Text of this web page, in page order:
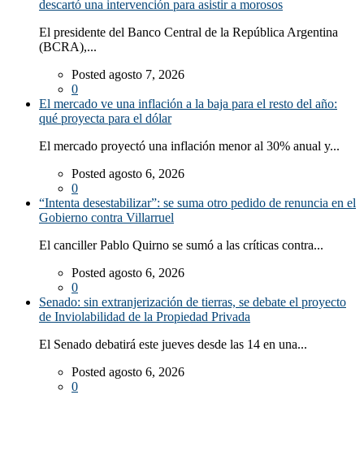
descartó una intervención para asistir a morosos
El presidente del Banco Central de la República Argentina
(BCRA),...
Posted agosto 7, 2026
0
El mercado ve una inflación a la baja para el resto del año:
qué proyecta para el dólar
El mercado proyectó una inflación menor al 30% anual y...
Posted agosto 6, 2026
0
“Intenta desestabilizar”: se suma otro pedido de renuncia en el
Gobierno contra Villarruel
El canciller Pablo Quirno se sumó a las críticas contra...
Posted agosto 6, 2026
0
Senado: sin extranjerización de tierras, se debate el proyecto
de Inviolabilidad de la Propiedad Privada
El Senado debatirá este jueves desde las 14 en una...
Posted agosto 6, 2026
0